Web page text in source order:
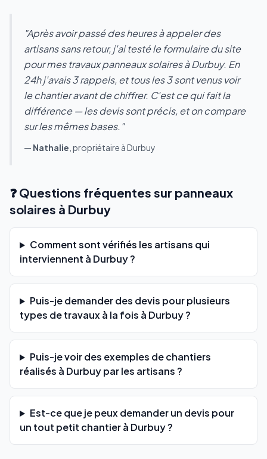
"Après avoir passé des heures à appeler des
artisans sans retour, j'ai testé le formulaire du site
pour mes travaux panneaux solaires à Durbuy. En
24h j'avais 3 rappels, et tous les 3 sont venus voir
le chantier avant de chiffrer. C'est ce qui fait la
différence — les devis sont précis, et on compare
sur les mêmes bases."
— Nathalie , propriétaire à Durbuy
❓ Questions fréquentes sur panneaux
solaires à Durbuy
Comment sont vérifiés les artisans qui
interviennent à Durbuy ?
Puis-je demander des devis pour plusieurs
types de travaux à la fois à Durbuy ?
Puis-je voir des exemples de chantiers
réalisés à Durbuy par les artisans ?
Est-ce que je peux demander un devis pour
un tout petit chantier à Durbuy ?